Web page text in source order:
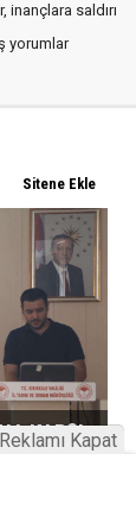
saldırı
yorumlar
Reklamı Kapat